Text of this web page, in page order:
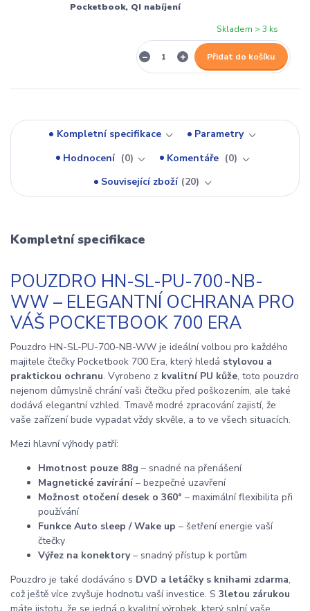
Pocketbook, QI nabíjení
Skladem > 3 ks
Přidat do košíku
Kompletní specifikace
Parametry
Hodnocení
0 Komentáře
0
Související zboží 20
Kompletní specifikace
POUZDRO HN-SL-PU-700-NB-
WW – ELEGANTNÍ OCHRANA PRO
VÁŠ POCKETBOOK 700 ERA
Pouzdro HN-SL-PU-700-NB-WW je ideální volbou pro každého
majitele čtečky Pocketbook 700 Era, který hledá stylovou a
praktickou ochranu. Vyrobeno z kvalitní PU kůže, toto pouzdro
nejenom důmyslně chrání vaši čtečku před poškozením, ale také
dodává elegantní vzhled. Tmavě modré zpracování zajistí, že
vaše zařízení bude vypadat vždy skvěle, a to ve všech situacích.
Mezi hlavní výhody patří:
Hmotnost pouze 88g – snadné na přenášení
Magnetické zavírání– bezpečné uzavření
Možnost otočení desek o 360° – maximální flexibilita při
používání
Funkce Auto sleep / Wake up – šetření energie vaší
čtečky
Výřez na konektory– snadný přístup k portům
Pouzdro je také dodáváno s DVD a letáčky s knihami zdarma,
což ještě více zvyšuje hodnotu vaší investice. S 3letou zárukou